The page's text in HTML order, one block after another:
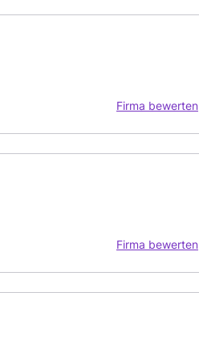
Firma bewerten
Firma bewerten